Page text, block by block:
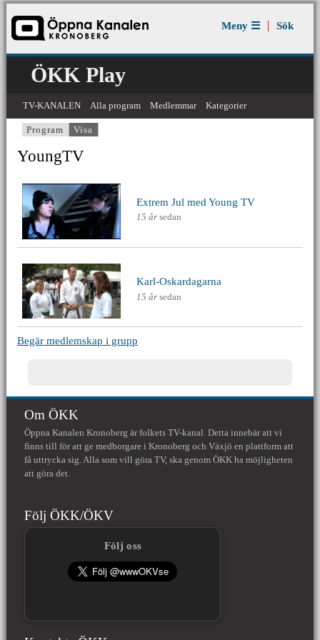
Meny ☰
Sök
ÖKK Play
TV-KANALEN Alla program Medlemmar Kategorier
Primära flikar
Program Visa
YoungTV
ÖKV Play - Extrem Jul med Young TV
Extrem Jul med Young TV
15 år sedan
ÖKV Play - Karl-Oskardagarna
Karl-Oskardagarna
15 år sedan
Begär medlemskap i grupp
Om ÖKK
Öppna Kanalen Kronoberg är folkets TV-kanal. Detta innebär att vi
finns till för att ge medborgare i Kronoberg och Växjö en plattform att
få uttrycka sig. Alla som vill göra TV, ska genom ÖKK ha möjligheten
att göra det.
Följ ÖKK/ÖKV
Följ oss